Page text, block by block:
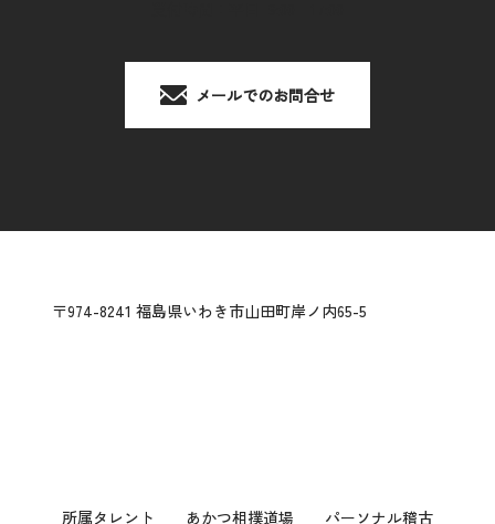
メールでのお問合せ
〒974-8241 福島県いわき市山田町岸ノ内65-5
所属タレント あかつ相撲道場 パーソナル稽古